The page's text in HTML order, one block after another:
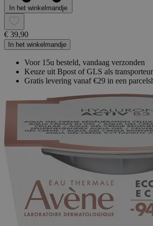
In het winkelmandje
€ 39,90
In het winkelmandje
Voor 15u besteld, vandaag verzonden
Keuze uit Bpost of GLS als
Gratis levering vanaf €29 in een